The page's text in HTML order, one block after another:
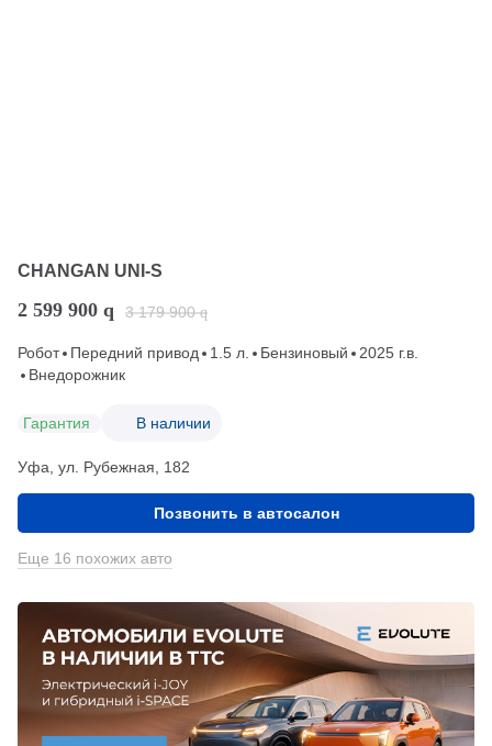
CHANGAN UNI-S
2 599 900 q 3 179 900 q
Робот Передний привод 1.5 л. Бензиновый
2025 г.в.
Внедорожник
Гарантия В наличии
Уфа, ул. Рубежная, 182
Позвонить в автосалон
Еще 16 похожих авто